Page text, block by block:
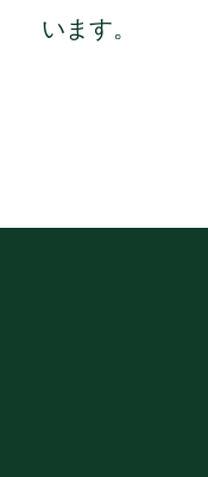
います。